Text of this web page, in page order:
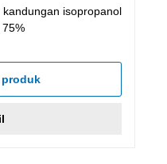
isopropanol
produk